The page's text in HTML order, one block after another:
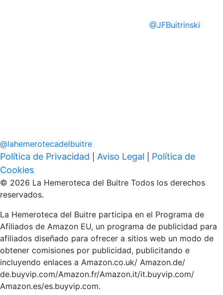
@JFBuitrinski
@lahemerotecadelbuitre
Política de Privacidad Aviso Legal
Política de
Cookies
© 2026 La Hemeroteca del Buitre Todos los derechos
reservados.
La Hemeroteca del Buitre participa en el Programa de
Afiliados de Amazon EU, un programa de publicidad para
afiliados diseñado para ofrecer a sitios web un modo de
obtener comisiones por publicidad, publicitando e
incluyendo enlaces a Amazon.co.uk/ Amazon.de/
de.buyvip.com/Amazon.fr/Amazon.it/it.buyvip.com/
Amazon.es/es.buyvip.com.